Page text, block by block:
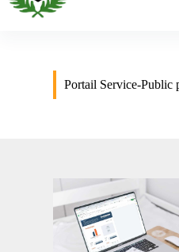
Portail Service-Public